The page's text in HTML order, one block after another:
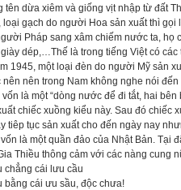
tên dừa xiêm và giống vịt nhập từ đất
loại gạch do người Hoa sản xuất thì
Pháp sang xâm chiếm nước ta, họ
dép,…Thế là trong tiếng Việt có
1945, một loại đèn do người Mỹ sản
nên nên trong Nam không nghe nói đến
vốn là một “dòng nước để đi tắt, hai
chiếc xuồng kiểu này. Sau đó chiếc
tiêp tục sản xuất cho đến ngày nay
là một quần đảo của Nhật Bản. Tại
Thiều thông cảm với các nàng cung
chẳng cái lưu cầu
bằng cái ưu sầu, độc chưa!